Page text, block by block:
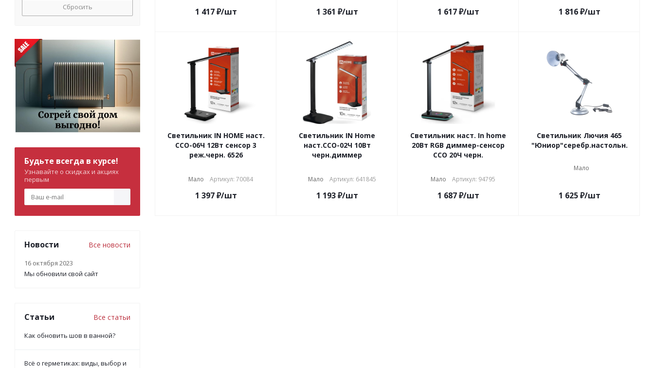
1 417₽/шт 1 361 ₽/шт 1 617₽/шт 1 816₽/шт
Светильник IN HOME наст.
ССО-06Ч 12Вт сенсор 3
реж.черн. 6526
Мало Артикул: 70084
1 397₽/шт
Светильник IN Home
наст.ССО-02Ч 10Вт
черн.диммер
Мало Артикул: 641845
1 193₽/шт
Светильник наст. In home
20Вт RGB диммер-сенсор
ССО 20Ч черн.
Мало Артикул: 94795
1 687₽/шт
Светильник Лючия 465
"Юниор"серебр.настольн.
Мало
1 625₽/шт
Сбросить
Будьте всегда в курсе!
Узнавайте о скидках и акциях
первым
Новости Все новости
16 октября 2023
Мы обновили свой сайт
Статьи Все статьи
Как обновить шов в ванной?
Всё о герметиках: виды, выбор и